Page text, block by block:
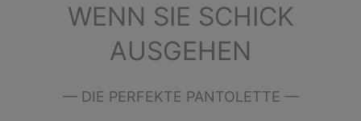
WENN SIE SCHICK
AUSGEHEN
— DIE PERFEKTE PANTOLETTE —